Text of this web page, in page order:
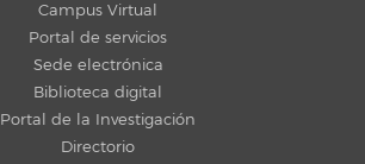
Campus Virtual
Portal de servicios
Sede electrónica
Biblioteca digital
Portal de la Investigación
Directorio